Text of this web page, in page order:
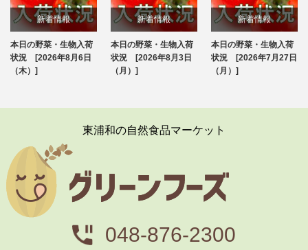
新着情報
ブログ
本日の野菜・生物入荷
状況 [2026年8月6日
（木）]
新着情報
ブログ
本日の野菜・生物入荷
状況 [2026年8月3日
（月）]
新着情報
ブログ
本日の野菜・生物入荷
状況 [2026年7月27日
（月）]
東浦和の自然食品マーケット
048-876-2300